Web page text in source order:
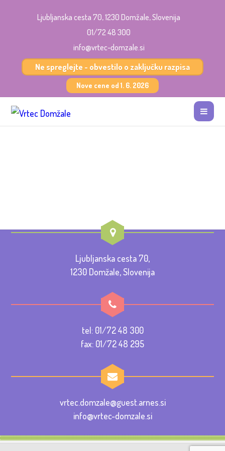
Ljubljanska cesta 70, 1230 Domžale, Slovenija
01/72 48 300
info@vrtec-domzale.si
Ne spreglejte - obvestilo o zaključku razpisa
Nove cene od 1. 6. 2026
Ljubljanska cesta 70,
1230 Domžale, Slovenija
tel: 01/72 48 300
fax: 01/72 48 295
vrtec.domzale@guest.arnes.si
info@vrtec-domzale.si